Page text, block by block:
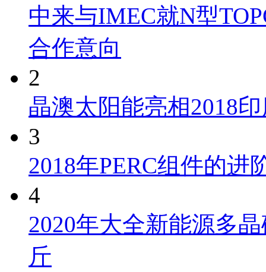
中来与IMEC就N型
合作意向
2
晶澳太阳能亮相2018
3
2018年PERC组件的进
4
2020年大全新能源多
斤